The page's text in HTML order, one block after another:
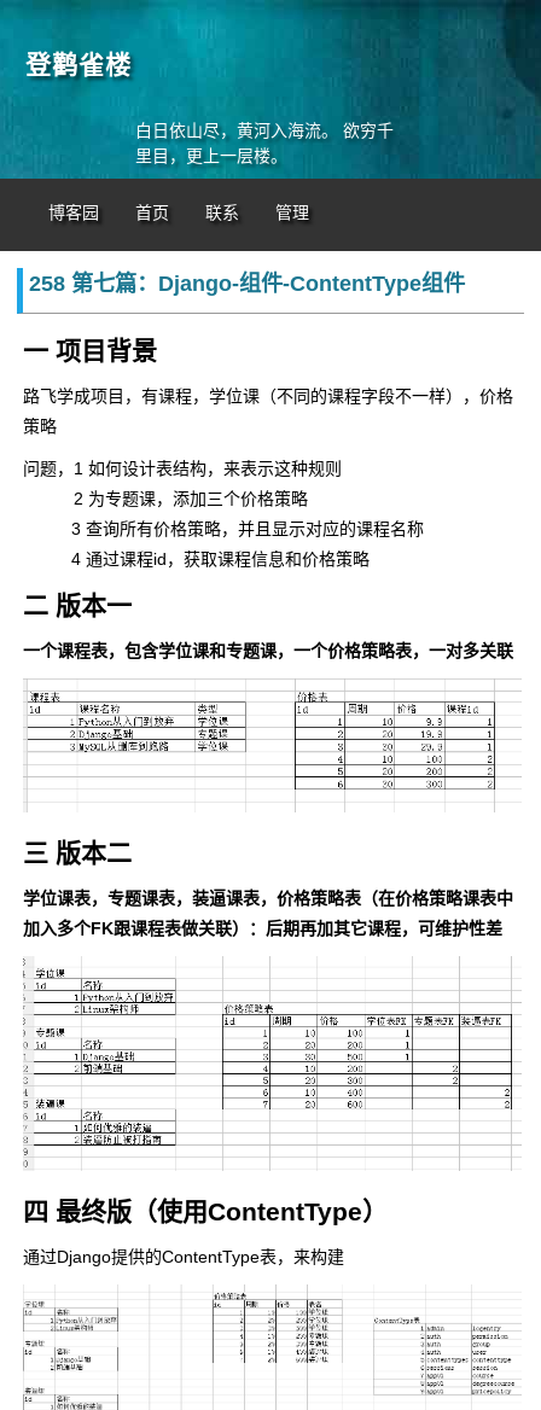
登鹳雀楼
白日依山尽，黄河入海流。 欲穷千
里目，更上一层楼。
博客园 首页 联系 管理
258 第七篇：Django-组件-ContentType组件
一 项目背景
路飞学成项目，有课程，学位课（不同的课程字段不一样），价格
策略
问题，1 如何设计表结构，来表示这种规则
2 为专题课，添加三个价格策略
3 查询所有价格策略，并且显示对应的课程名称
4 通过课程id，获取课程信息和价格策略
二 版本一
一个课程表，包含学位课和专题课，一个价格策略表，一对多关联
三 版本二
学位课表，专题课表，装逼课表，价格策略表（在价格策略课表中
加入多个FK跟课程表做关联）：后期再加其它课程，可维护性差
四 最终版（使用ContentType）
通过Django提供的ContentType表，来构建